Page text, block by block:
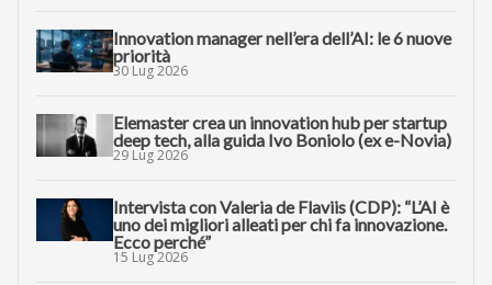
Innovation manager nell’era dell’AI: le 6 nuove
priorità
30 Lug 2026
Elemaster crea un innovation hub per startup
deep tech, alla guida Ivo Boniolo (ex e-Novia)
29 Lug 2026
Intervista con Valeria de Flaviis (CDP): “L’AI è
uno dei migliori alleati per chi fa innovazione.
Ecco perché”
15 Lug 2026